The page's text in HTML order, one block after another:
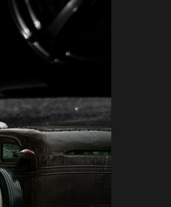
Полша и Унгария:
анализ
съвършенството
местата в
могат ...